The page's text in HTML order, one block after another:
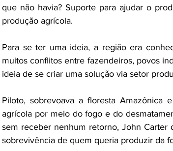
que não havia? Suporte para ajudar o
produção agrícola.
Para se ter uma ideia, a região era
muitos conflitos entre fazendeiros, povos
ideia de se criar uma solução via setor
Piloto, sobrevoava a floresta Amazônica
agrícola por meio do fogo e do
sem receber nenhum retorno, John Carter
sobrevivência de quem queria produzir da